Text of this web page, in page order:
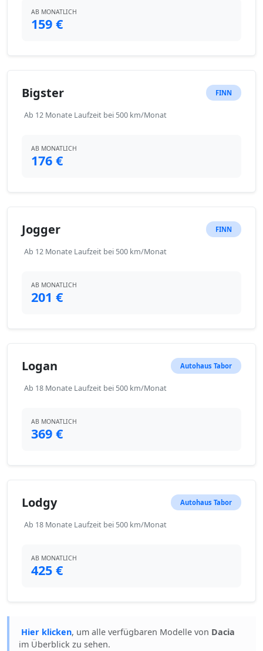
AB MONATLICH
159 €
Bigster FINN
Ab 12 Monate Laufzeit bei 500 km/Monat
AB MONATLICH
176 €
Jogger FINN
Ab 12 Monate Laufzeit bei 500 km/Monat
AB MONATLICH
201 €
Logan Autohaus Tabor
Ab 18 Monate Laufzeit bei 500 km/Monat
AB MONATLICH
369 €
Lodgy Autohaus Tabor
Ab 18 Monate Laufzeit bei 500 km/Monat
AB MONATLICH
425 €
Hier klicken, um alle verfügbaren Modelle von Dacia
im Überblick zu sehen.